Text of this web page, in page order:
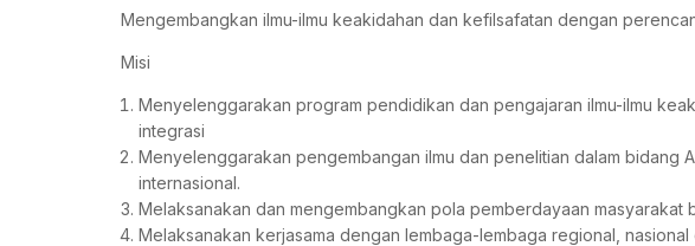
Mengembangkan ilmu-ilmu keakidahan dan kefilsafatan dengan
Misi
Menyelenggarakan program pendidikan dan pengajaran ilmu-ilmu
integrasi
Menyelenggarakan pengembangan ilmu dan penelitian dalam bidang
internasional.
Melaksanakan dan mengembangkan pola pemberdayaan
Melaksanakan kerjasama dengan lembaga-lembaga regional, nasional